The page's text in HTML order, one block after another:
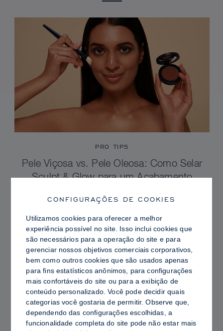
PRO TIPS
Pele Viçosa vs. Pele Oleosa: Como Selar
Sculpt & Glow para um Acabamento
CONFIGURAÇÕES DE COOKIES
Utilizamos cookies para oferecer a melhor
experiência possível no site. Isso inclui cookies que
são necessários para a operação do site e para
gerenciar nossos objetivos comerciais corporativos,
bem como outros cookies que são usados ​​apenas
para fins estatísticos anônimos, para configurações
mais confortáveis ​​do site ou para a exibição de
conteúdo personalizado. Você pode decidir quais
categorias você gostaria de permitir. Observe que,
dependendo das configurações escolhidas, a
funcionalidade completa do site pode não estar mais